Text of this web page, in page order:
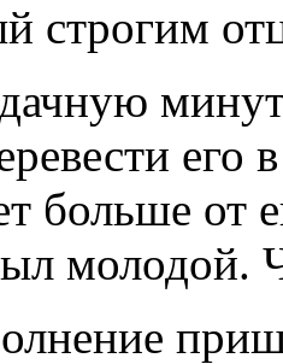
строгим
его
больше от
молодой.